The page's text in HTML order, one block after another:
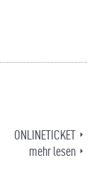
ONLINETICKET
mehr lesen